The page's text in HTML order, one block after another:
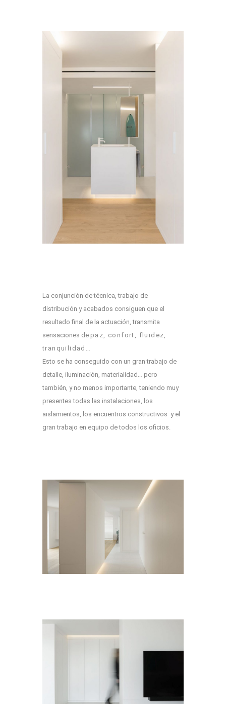
La conjunción de técnica, trabajo de
distribución y acabados consiguen que el
resultado final de la actuación, transmita
sensaciones de paz, confort, fluidez,
tranquilidad…
Esto se ha conseguido con un gran trabajo de
detalle, iluminación, materialidad… pero
también, y no menos importante, teniendo muy
presentes todas las instalaciones, los
aislamientos, los encuentros constructivos y el
gran trabajo en equipo de todos los oficios.